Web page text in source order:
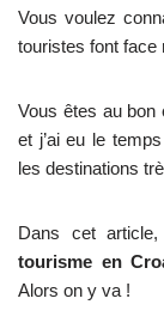
Vous voulez
touristes font face
Vous êtes au bon
et j’ai eu le
les destinations
Dans cet
tourisme en
Alors on y va !